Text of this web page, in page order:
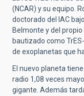
(NCAR) y su equipo.
doctorado del IAC
Belmonte y del
bautizado como
de exoplanetas que
El nuevo planeta
radio 1,08 veces
gigante. Además